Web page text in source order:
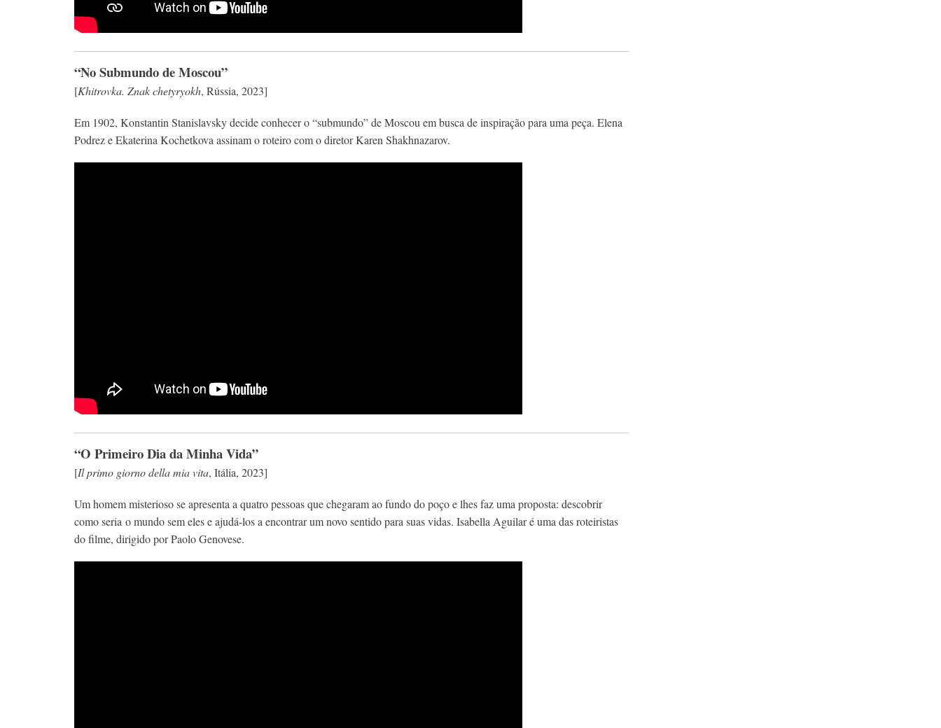
“No Submundo de Moscou”
[Khitrovka. Znak chetyryokh, Rússia, 2023]
Em 1902, Konstantin Stanislavsky decide conhecer o “submundo” de Moscou em busca de inspiração para uma peça. Elena
Podrez e Ekaterina Kochetkova assinam o roteiro com o diretor Karen Shakhnazarov.
“O Primeiro Dia da Minha Vida”
[Il primo giorno della mia vita, Itália, 2023]
Um homem misterioso se apresenta a quatro pessoas que chegaram ao fundo do poçoe lhes faz uma proposta: descobrir
como seria omundo sem eles e ajudá-los a encontrar um novo sentido para suas vidas. Isabella Aguilar é uma das roteiristas
do filme, dirigido por Paolo Genovese.